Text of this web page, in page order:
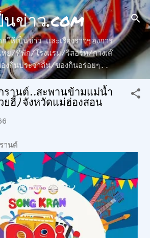
ข้ามไปที่เนื้อหาหลัก
นข่าว.com
ให้เป็นข่าว และเรื่องราวของการ
ทย/ที่พัก/โรงแรม/รีสอร์ท/กางเต๊
นประจำถื่น/ของกินอร่อยๆ..
รานต์..สะพานข้ามแม่น้ำ
ยฮี้) จังหวัดแม่ฮ่องสอน
านต์